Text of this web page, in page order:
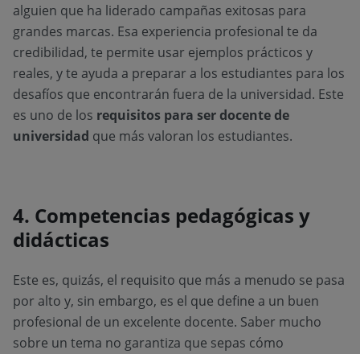
alguien que ha liderado campañas exitosas para
grandes marcas. Esa experiencia profesional te da
credibilidad, te permite usar ejemplos prácticos y
reales, y te ayuda a preparar a los estudiantes para los
desafíos que encontrarán fuera de la universidad. Este
es uno de los requisitos para ser docente de
universidad que más valoran los estudiantes.
4. Competencias pedagógicas y
didácticas
Este es, quizás, el requisito que más a menudo se pasa
por alto y, sin embargo, es el que define a un buen
profesional de un excelente docente. Saber mucho
sobre un tema no garantiza que sepas cómo